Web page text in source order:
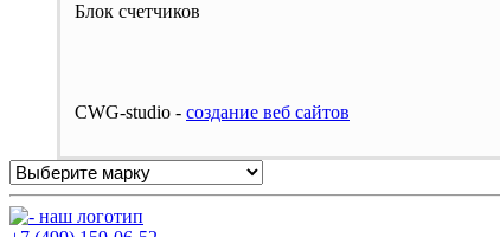
Блок счетчиков
CWG-studio - cоздание веб сайтов